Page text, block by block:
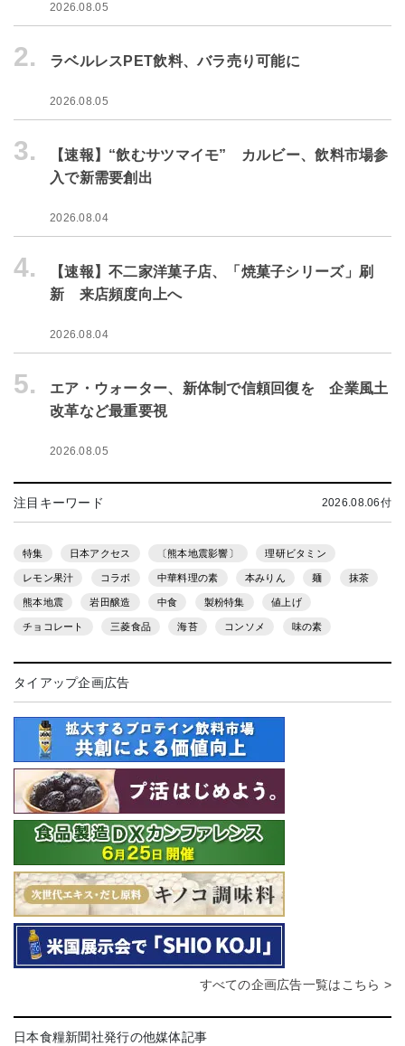
2026.08.05
2. ラベルレスPET飲料、バラ売り可能に
2026.08.05
3.
【速報】“飲むサツマイモ” カルビー、飲料市場参
入で新需要創出
2026.08.04
4.
【速報】不二家洋菓子店、「焼菓子シリーズ」刷
新 来店頻度向上へ
2026.08.04
5.
エア・ウォーター、新体制で信頼回復を 企業風土
改革など最重要視
2026.08.05
注目キーワード 2026.08.06付
特集 日本アクセス 〔熊本地震影響〕 理研ビタミン
レモン果汁 コラボ 中華料理の素 本みりん 麺 抹茶
熊本地震 岩田醸造 中食 製粉特集 値上げ
チョコレート 三菱食品 海苔 コンソメ 味の素
タイアップ企画広告
すべての企画広告一覧はこちら >
日本食糧新聞社発行の他媒体記事